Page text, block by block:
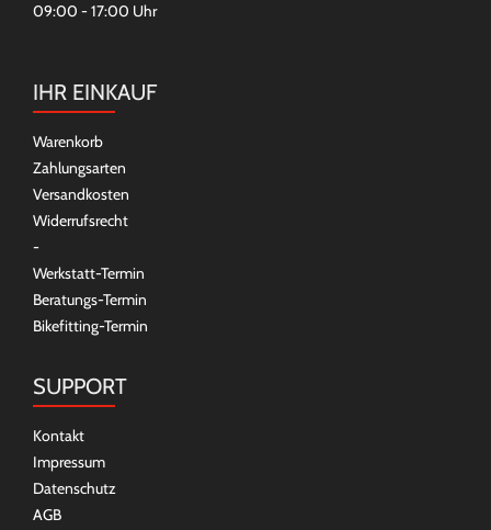
09:00 - 17:00 Uhr
IHR EINKAUF
Warenkorb
Zahlungsarten
Versandkosten
Widerrufsrecht
-
Werkstatt-Termin
Beratungs-Termin
Bikefitting-Termin
SUPPORT
Kontakt
Impressum
Datenschutz
AGB